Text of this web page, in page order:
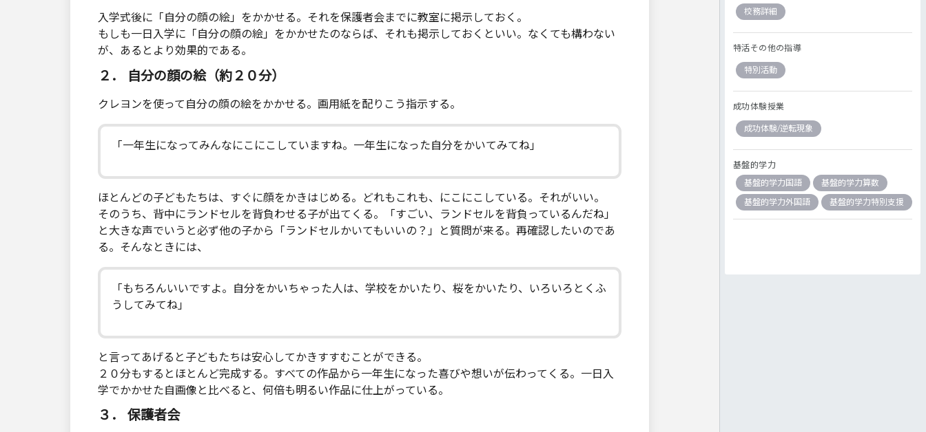
入学式後に「自分の顔の絵」をかかせる。それを保護者会までに教室に掲示しておく。
もしも一日入学に「自分の顔の絵」をかかせたのならば、それも掲示しておくといい。なくても構わない
が、あるとより効果的である。
２． 自分の顔の絵（約２０分）
クレヨンを使って自分の顔の絵をかかせる。画用紙を配りこう指示する。
「一年生になってみんなにこにこしていますね。一年生になった自分をかいてみてね」
ほとんどの子どもたちは、すぐに顔をかきはじめる。どれもこれも、にこにこしている。それがいい。
そのうち、背中にランドセルを背負わせる子が出てくる。「すごい、ランドセルを背負っているんだね」
と大きな声でいうと必ず他の子から「ランドセルかいてもいいの？」と質問が来る。再確認したいのであ
る。そんなときには、
「もちろんいいですよ。自分をかいちゃった人は、学校をかいたり、桜をかいたり、いろいろとくふ
うしてみてね」
と言ってあげると子どもたちは安心してかきすすむことができる。
２０分もするとほとんど完成する。すべての作品から一年生になった喜びや想いが伝わってくる。一日入
学でかかせた自画像と比べると、何倍も明るい作品に仕上がっている。
３． 保護者会
校務詳細
特活その他の指導
特別活動
成功体験授業
成功体験/逆転現象
基盤的学力
基盤的学力国語
基盤的学力算数
基盤的学力外国語
基盤的学力特別支援